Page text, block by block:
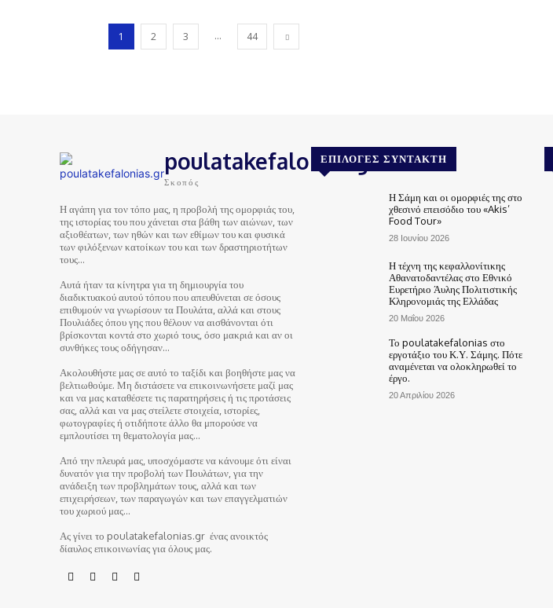
1 2 3 ... 44
poulatakefalonias.gr
Σκοπός
Η αγάπη για τον τόπο μας, η προβολή της ομορφιάς του,
της ιστορίας του που χάνεται στα βάθη των αιώνων, των
αξιοθέατων, των ηθών και των εθίμων του και φυσικά
των φιλόξενων κατοίκων του και των δραστηριοτήτων
τους…
Αυτά ήταν τα κίνητρα για τη δημιουργία του
διαδικτυακού αυτού τόπου που απευθύνεται σε όσους
επιθυμούν να γνωρίσουν τα Πουλάτα, αλλά και στους
Πουλιάδες όπου γης που θέλουν να αισθάνονται ότι
βρίσκονται κοντά στο χωριό τους, όσο μακριά και αν οι
συνθήκες τους οδήγησαν…
Ακολουθήστε μας σε αυτό το ταξίδι και βοηθήστε μας να
βελτιωθούμε. Μη διστάσετε να επικοινωνήσετε μαζί μας
και να μας καταθέσετε τις παρατηρήσεις ή τις προτάσεις
σας, αλλά και να μας στείλετε στοιχεία, ιστορίες,
φωτογραφίες ή οτιδήποτε άλλο θα μπορούσε να
εμπλουτίσει τη θεματολογία μας…
Από την πλευρά μας, υποσχόμαστε να κάνουμε ότι είναι
δυνατόν για την προβολή των Πουλάτων, για την
ανάδειξη των προβλημάτων τους, αλλά και των
επιχειρήσεων, των παραγωγών και των επαγγελματιών
του χωριού μας…
Ας γίνει το poulatakefalonias.gr ένας ανοικτός
δίαυλος επικοινωνίας για όλους μας.
ΕΠΙΛΟΓΈΣ ΣΥΝΤΆΚΤΗ
Η Σάμη και οι ομορφιές της στο
χθεσινό επεισόδιο του «Akis’
Food Tour»
28 Ιουνίου 2026
Η τέχνη της κεφαλλονίτικης
Αθανατοδαντέλας στο Εθνικό
Ευρετήριο Άυλης Πολιτιστικής
Κληρονομιάς της Ελλάδας
20 Μαΐου 2026
Το poulatakefalonias στο
εργοτάξιο του Κ.Υ. Σάμης. Πότε
αναμένεται να ολοκληρωθεί το
έργο.
20 Απριλίου 2026